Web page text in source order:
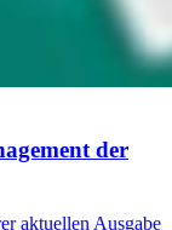
der
aktuellen Ausgabe